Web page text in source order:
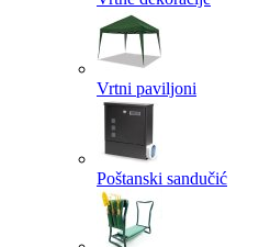
Vrtni paviljoni
Poštanski sandučić